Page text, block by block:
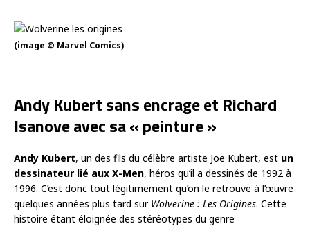
(image © Marvel Comics)
Andy Kubert sans encrage et Richard
Isanove avec sa « peinture »
Andy Kubert, un des fils du célèbre artiste Joe Kubert, est un
dessinateur lié aux X-Men, héros qu’il a dessinés de 1992 à
1996. C’est donc tout légitimement qu’on le retrouve à l’œuvre
quelques années plus tard sur Wolverine : Les Origines. Cette
histoire étant éloignée des stéréotypes du genre